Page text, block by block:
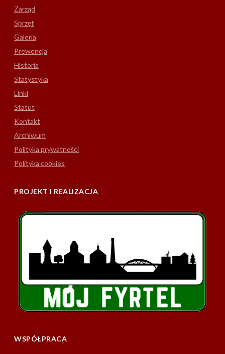
Zarząd
Sprzęt
Galeria
Prewencja
Historia
Statystyka
Linki
Statut
Kontakt
Archiwum
Polityka prywatności
Polityka cookies
PROJEKT I REALIZACJA
WSPÓŁPRACA